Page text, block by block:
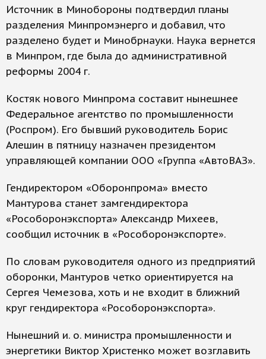
Источник в Минобороны подтвердил планы
разделения Минпромэнерго и добавил, что
разделено будет и Минобрнауки. Наука вернется
в Минпром, где была до административной
реформы 2004 г.
Костяк нового Минпрома составит нынешнее
Федеральное агентство по промышленности
(Роспром). Его бывший руководитель Борис
Алешин в пятницу назначен президентом
управляющей компании ООО «Группа «АвтоВАЗ».
Гендиректором «Оборонпрома» вместо
Мантурова станет замгендиректора
«Рособоронэкспорта» Александр Михеев,
сообщил источник в «Рособоронэкспорте».
По словам руководителя одного из предприятий
оборонки, Мантуров четко ориентируется на
Сергея Чемезова, хоть и не входит в ближний
круг гендиректора «Рособоронэкспорта».
Нынешний и. о. министра промышленности и
энергетики Виктор Христенко может возглавить